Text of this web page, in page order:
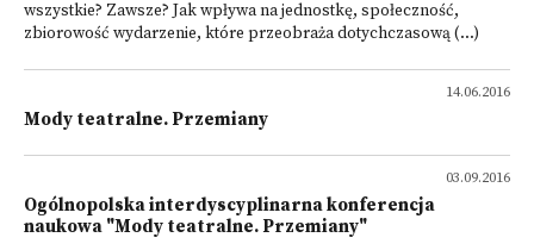
wszystkie? Zawsze? Jak wpływa na jednostkę, społeczność,
zbiorowość wydarzenie, które przeobraża dotychczasową (...)
14.06.2016
Mody teatralne. Przemiany
03.09.2016
Ogólnopolska interdyscyplinarna konferencja
naukowa "Mody teatralne. Przemiany"